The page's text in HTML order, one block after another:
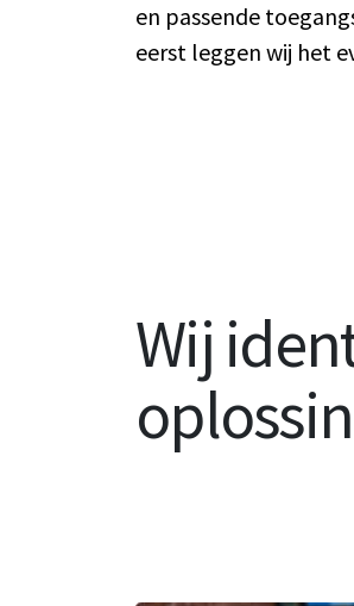
en passende
eerst leggen wij het
Wij